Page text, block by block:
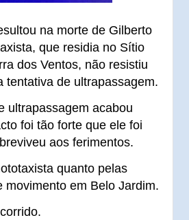
na morte de Gilberto
que residia no Sítio
dos Ventos, não resistiu
tentativa de ultrapassagem.
ultrapassagem acabou
foi tão forte que ele foi
aos ferimentos.
quanto pelas
em Belo Jardim.